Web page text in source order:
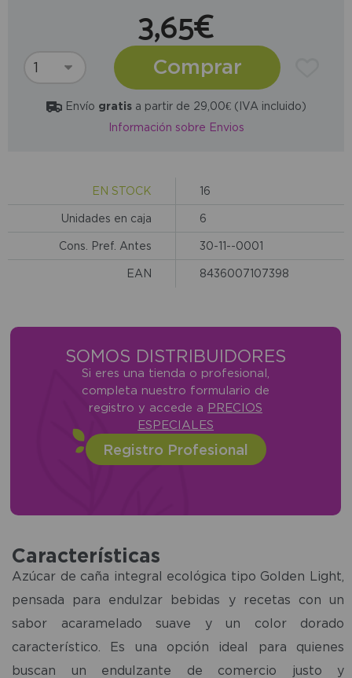
3,65€
Comprar
Envío gratisa partir de 29,00€ (IVA incluido)
Información sobre Envios
EN STOCK 16
Unidades en caja 6
Cons. Pref. Antes 30-11--0001
EAN 8436007107398
SOMOS DISTRIBUIDORES
Si eres una tienda o profesional,
completa nuestro formulario de
registro y accede a PRECIOS
ESPECIALES
Registro Profesional
Características
Azúcar de caña integral ecológica tipo Golden Light,
pensada para endulzar bebidas y recetas con un
sabor acaramelado suave y un color dorado
característico. Es una opción ideal para quienes
buscan un endulzante de comercio justo y